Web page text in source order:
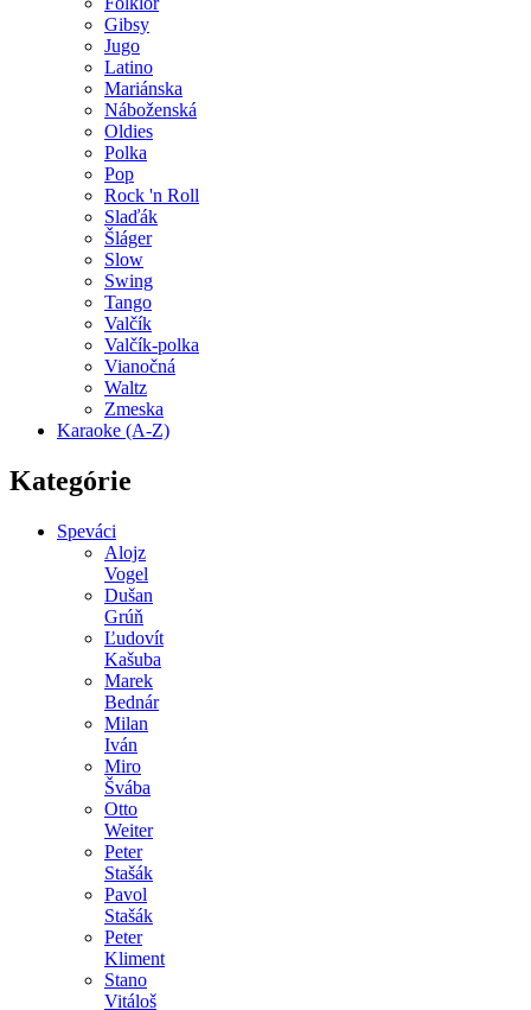
Gibsy
Jugo
Latino
Mariánska
Náboženská
Oldies
Polka
Pop
Rock 'n Roll
Slaďák
Šláger
Slow
Swing
Tango
Valčík
Valčík-polka
Vianočná
Waltz
Zmeska
Karaoke (A-Z)
Kategórie
Speváci
Alojz
Vogel
Dušan
Grúň
Ľudovít
Kašuba
Marek
Bednár
Milan
Iván
Miro
Švába
Otto
Weiter
Peter
Stašák
Pavol
Stašák
Peter
Kliment
Stano
Vitáloš